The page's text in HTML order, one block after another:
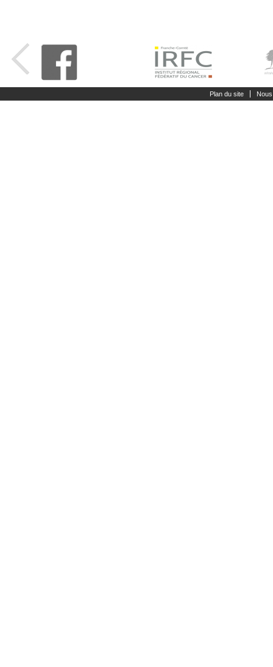
Plan du site